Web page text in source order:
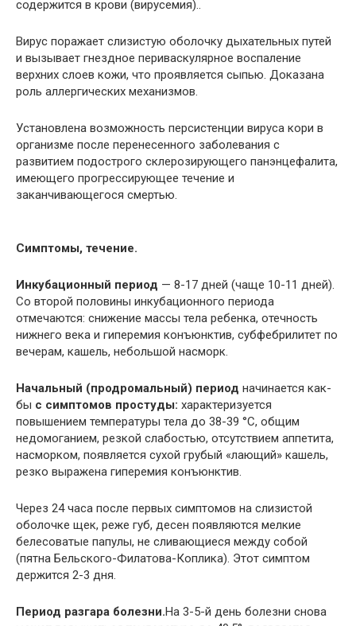
содержится в крови (вирусемия)..
Вирус поражает слизистую оболочку дыхательных путей
и вызывает гнездное периваскулярное воспаление
верхних слоев кожи, что проявляется сыпью. Доказана
роль аллергических механизмов.
Установлена возможность персистенции вируса кори в
организме после перенесенного заболевания с
развитием подострого склерозирующего панэнцефалита,
имеющего прогрессирующее течение и
заканчивающегося смертью.
Симптомы, течение.
Инкубационный период — 8-17 дней (чаще 10-11 дней).
Со второй половины инкубационного периода
отмечаются: снижение массы тела ребенка, отечность
нижнего века и гиперемия конъюнктив, субфебрилитет по
вечерам, кашель, небольшой насморк.
Начальный (продромальный) период начинается как-
бы с симптомов простуды: характеризуется
повышением температуры тела до 38-39 °С, общим
недомоганием, резкой слабостью, отсутствием аппетита,
насморком, появляется сухой грубый «лающий» кашель,
резко выражена гиперемия конъюнктив.
Через 24 часа после первых симптомов на слизистой
оболочке щек, реже губ, десен появляются мелкие
белесоватые папулы, не сливающиеся между собой
(пятна Бельского-Филатова-Коплика). Этот симптом
держится 2-3 дня.
Период разгара болезни.На 3-5-й день болезни снова